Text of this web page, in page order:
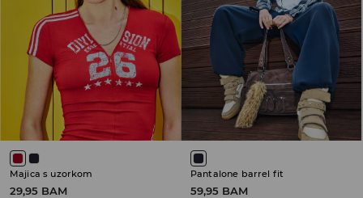
Majica s uzorkom
29,95 BAM
Pantalone barrel fit
59,95 BAM